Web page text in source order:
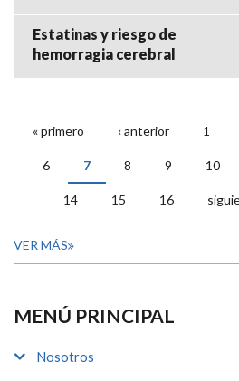
Estatinas y riesgo de
hemorragia cerebral
PÁGINAS
« primero ‹ anterior 1
6 7 8 9 10
14 15 16
VER MÁS
MENÚ PRINCIPAL
Nosotros